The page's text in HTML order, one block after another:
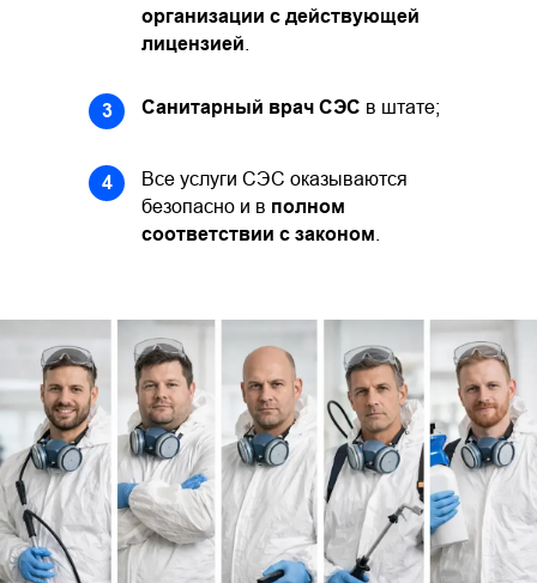
организации с действующей
лицензией
3 Санитарный врач СЭС в штате;
4
Все услуги СЭС оказываются
безопасно и в полном
соответствии с законом